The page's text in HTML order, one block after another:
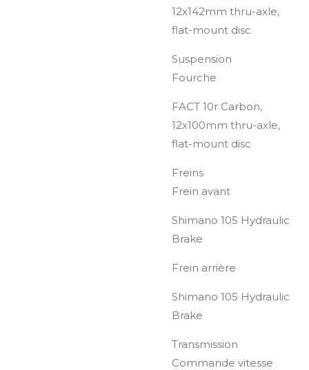
12x142mm thru-axle,
flat-mount disc
Suspension
Fourche
FACT 10r Carbon,
12x100mm thru-axle,
flat-mount disc
Freins
Frein avant
Shimano 105 Hydraulic
Brake
Frein arrière
Shimano 105 Hydraulic
Brake
Transmission
Commande vitesse